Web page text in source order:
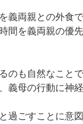
義両親との外食
間を義両親の優
のも自然なこと
義母の行動に神
過ごすことに意